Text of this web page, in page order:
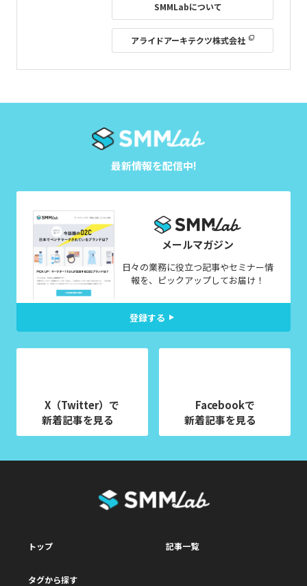
SMMLabについて
アライドアーキテクツ株式会社
最新情報を配信中!
メールマガジン
日々の業務に役立つ記事やセミナー情
報を、ピックアップしてお届け！
登録する
X（Twitter）で
新着記事を見る
Facebookで
新着記事を見る
トップ 記事一覧
タグから探す